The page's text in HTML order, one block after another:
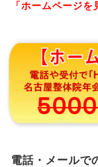
「ホームページを
電話・メールで